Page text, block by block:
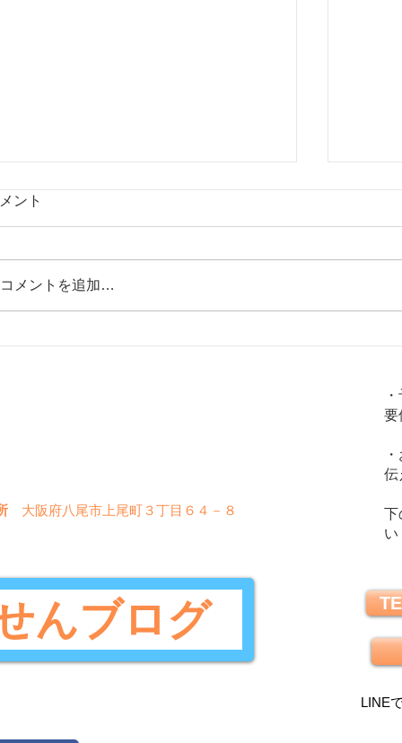
ント
コメントを追加…
んブログ
要
伝
下
い
LINE
大阪府八尾市上尾町３丁目６４－８